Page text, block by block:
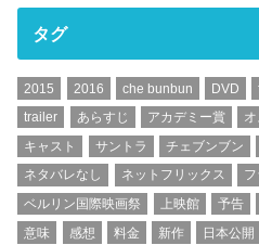
タグ
2015 2016 che bunbun DVD
trailer
あらすじ アカデミー賞
キャスト
サントラ チェブンブン
ネタバレなし
ネットフリックス
ベルリン国際映画祭
上映館 予告
意味
感想 料金 新作 日本公開